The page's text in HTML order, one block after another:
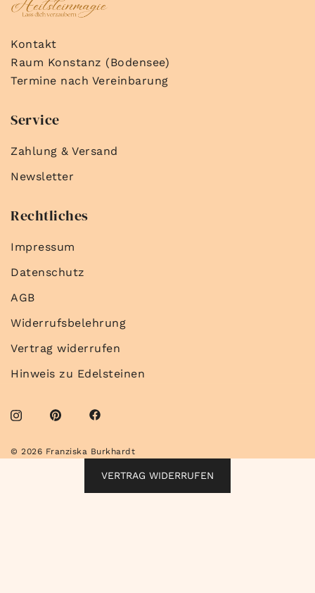
Kontakt
Raum Konstanz (Bodensee)
Termine nach Vereinbarung
Service
Zahlung & Versand
Newsletter
Rechtliches
Impressum
Datenschutz
AGB
Widerrufsbelehrung
Vertrag widerrufen
Hinweis zu Edelsteinen
© 2026 Franziska Burkhardt
VERTRAG WIDERRUFEN